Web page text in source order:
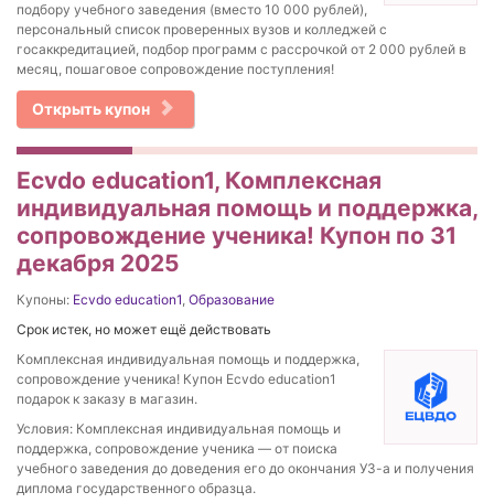
подбору учебного заведения (вместо 10 000 рублей),
персональный список проверенных вузов и колледжей с
госаккредитацией, подбор программ с рассрочкой от 2 000 рублей в
месяц, пошаговое сопровождение поступления!
Открыть купон
Ecvdo education1, Комплексная
индивидуальная помощь и поддержка,
сопровождение ученика! Купон по 31
декабря 2025
Купоны: Ecvdo education1, Образование
Срок истек, но может ещё действовать
Комплексная индивидуальная помощь и поддержка,
сопровождение ученика! Купон Ecvdo education1
подарок к заказу в магазин.
Условия: Комплексная индивидуальная помощь и
поддержка, сопровождение ученика — от поиска
учебного заведения до доведения его до окончания УЗ-а и получения
диплома государственного образца.